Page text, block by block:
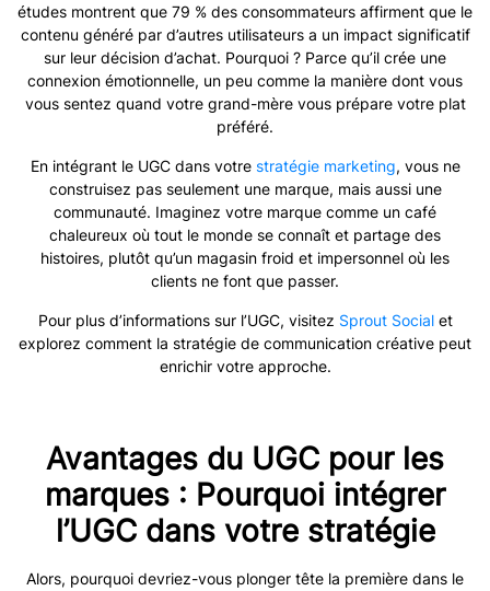
études montrent que 79 % des consommateurs affirment que le
contenu généré par d’autres utilisateurs a un impact significatif
sur leur décision d’achat. Pourquoi ? Parce qu’il crée une
connexion émotionnelle, un peu comme la manière dont vous
vous sentez quand votre grand-mère vous prépare votre plat
préféré.
En intégrant le UGC dans votre stratégie marketing, vous ne
construisez pas seulement une marque, mais aussi une
communauté. Imaginez votre marque comme un café
chaleureux où tout le monde se connaît et partage des
histoires, plutôt qu’un magasin froid et impersonnel où les
clients ne font que passer.
Pour plus d’informations sur l’UGC, visitez Sprout Socialet
explorez comment la stratégie de communication créative peut
enrichir votre approche.
Avantages du UGC pour les
marques : Pourquoi intégrer
l’UGC dans votre stratégie
Alors, pourquoi devriez-vous plonger tête la première dans le